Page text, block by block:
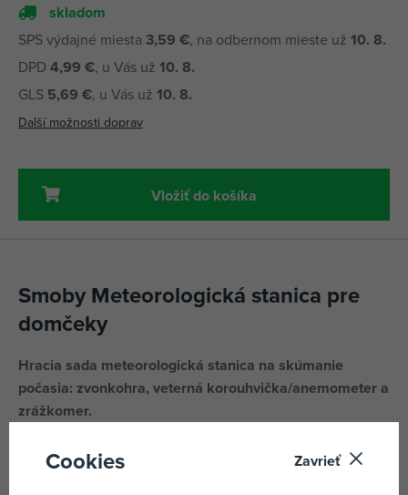
skladom
SPS výdajné miesta 3,59 €, na odbernom mieste už 10. 8.
DPD 4,99 €, u Vás už 10. 8.
GLS 5,69 €, u Vás už 10. 8.
Další možnosti doprav
Vložiť do košíka
Smoby Meteorologická stanica pre
domčeky
Hracia sada meteorologická stanica na skúmanie
počasia: zvonkohra, veterná korouhvička/anemometer a
zrážkomer.
Sada je kompatibilná so všetkými domčekmi Smoby.
Cookies Zavrieť